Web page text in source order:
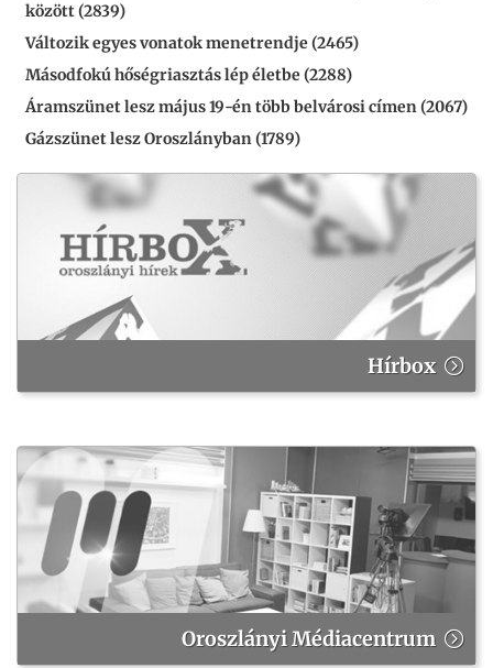
között (2839)
Változik egyes vonatok menetrendje (2465)
Másodfokú hőségriasztás lép életbe (2288)
Áramszünet lesz május 19-én több belvárosi címen (2067)
Gázszünet lesz Oroszlányban (1789)
Hírbox
Oroszlányi Médiacentrum